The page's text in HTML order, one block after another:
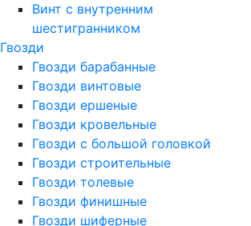
Винт с внутренним
шестигранником
Гвозди
Гвозди барабанные
Гвозди винтовые
Гвозди ершеные
Гвозди кровельные
Гвозди с большой головкой
Гвозди строительные
Гвозди толевые
Гвозди финишные
Гвозди шиферные